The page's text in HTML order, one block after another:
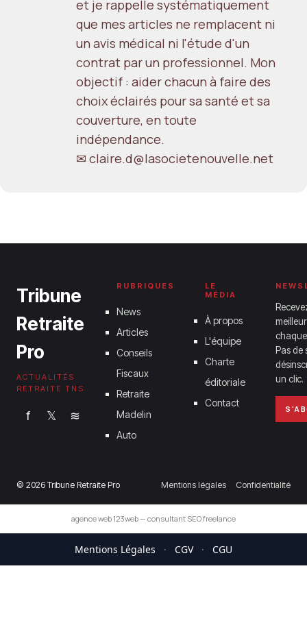
et je rappelle systématiquement
que mes articles ne remplacent ni
un avis médical ni l'étude d'un
contrat par un professionnel. Mon
objectif : aider chacun à faire des
choix éclairés pour sa santé et sa
couverture, en toute
indépendance.
✉ claire.d@lasocietenouvelle.net
Tribune
Retraite
Pro
ACTUALITÉS
RETRAITE TNS
f 𝕏 ≋
RUBRIQUES
News
Articles
Conseils
Fiscaux
Retraite
Madelin
Auto
LE
MÉDIA
À propos
L'équipe
Charte
éditoriale
Contact
Pas de
un clic.
© 2026 Tribune Retraite Pro Mentions légales Confidentialité
agence web 123web— consultant SEO freelance
Mentions Légales · CGV · CGU